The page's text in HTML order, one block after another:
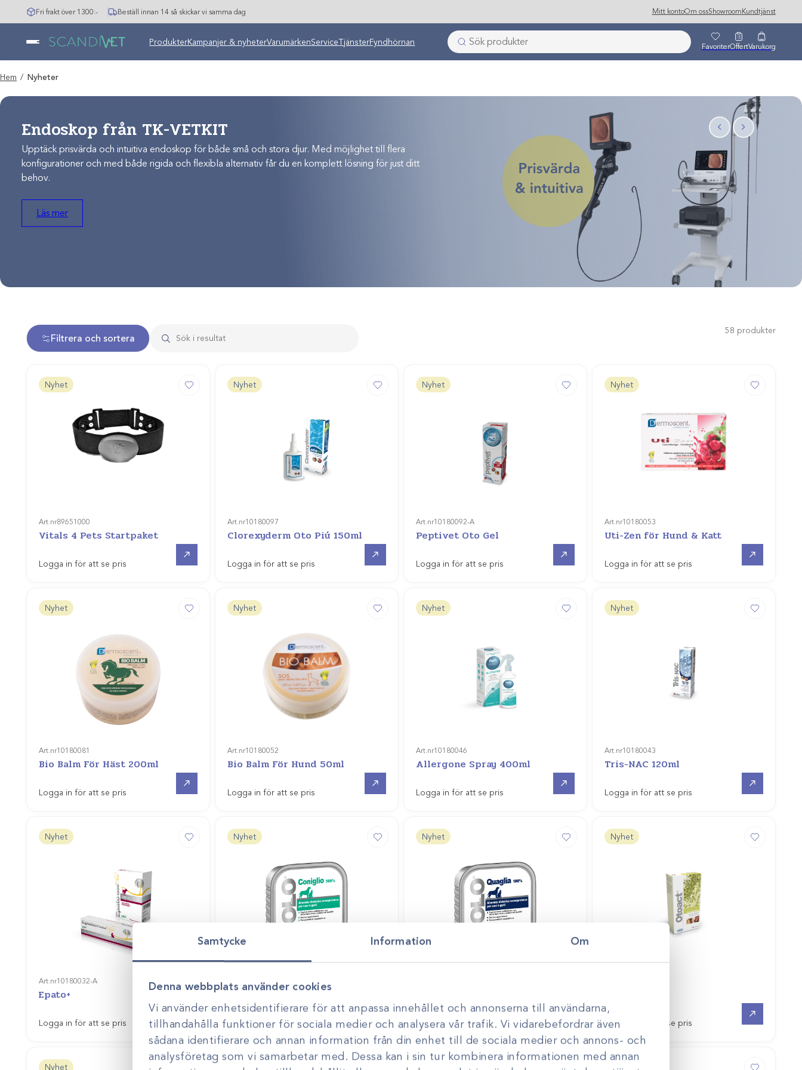
Samtycke Information Om
Denna webbplats använder cookies
Vi använder enhetsidentifierare för att anpassa innehållet och annonserna till användarna,
tillhandahålla funktioner för sociala medier och analysera vår trafik. Vi vidarebefordrar även
sådana identifierare och annan information från din enhet till de sociala medier och annons- och
analysföretag som vi samarbetar med. Dessa kan i sin tur kombinera informationen med annan
Hoppa
till
Fri frakt över 1300:- Beställ innan 14 så skickar vi samma dag Mitt kontoOm ossShowroom Kundtjänst
ProdukterKampanjer & nyheterVarumärkenServiceTjänsterFyndhörnan FavoriterOffertVarukorg
Hem / Nyheter
Endoskop från TK-VETKIT
Upptäck prisvärda och intuitiva endoskop för både små och stora djur. Med möjlighet till flera
konfigurationer och med både rigida och flexibla alternativ får du en komplett lösning för just ditt
behov.
Läs mer
Filtrera och sortera
58 produkter
Nyhet
Art.nr89651000
Vitals 4 Pets Startpaket
Logga in för att se pris
Nyhet
Art.nr10180097
Clorexyderm Oto Piú 150ml
Logga in för att se pris
Nyhet
Art.nr10180092-A
Peptivet Oto Gel
Logga in för att se pris
Nyhet
Art.nr10180053
Uti-Zen för Hund & Katt
Logga in för att se pris
Nyhet
Art.nr10180081
Bio Balm För Häst 200ml
Logga in för att se pris
Nyhet
Art.nr10180052
Bio Balm För Hund 50ml
Logga in för att se pris
Nyhet
Art.nr10180046
Allergone Spray 400ml
Logga in för att se pris
Nyhet
Art.nr10180043
Tris-NAC 120ml
Logga in för att se pris
Nyhet
Art.nr10180032-A
Epato+
Logga in för att se pris
Nyhet
Art.nr 10180030-A
Solo Coniglio
Logga in för att se pris
Nyhet
Logga in för att se pris
Nyhet
Logga in för att se pris
Nyhet Nyhet Nyhet